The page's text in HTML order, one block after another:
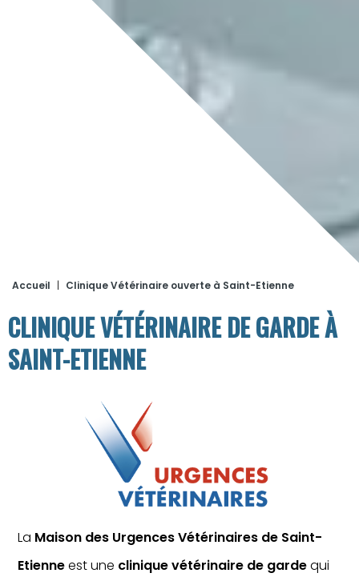
Accueil | Clinique Vétérinaire ouverte à Saint-Etienne
CLINIQUE VÉTÉRINAIRE DE GARDE À
SAINT-ETIENNE
La Maison des Urgences Vétérinaires de Saint-
Etienneest une clinique vétérinaire de gardequi